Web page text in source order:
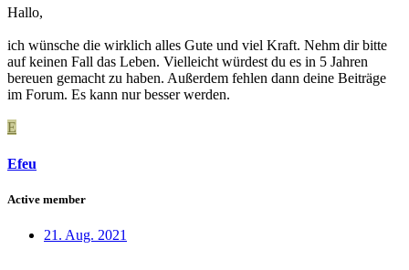
Hallo,
ich wünsche die wirklich alles Gute und viel Kraft. Nehm dir bitte
auf keinen Fall das Leben. Vielleicht würdest du es in 5 Jahren
bereuen gemacht zu haben. Außerdem fehlen dann deine Beiträge
im Forum. Es kann nur besser werden.
E
Efeu
Active member
21. Aug. 2021